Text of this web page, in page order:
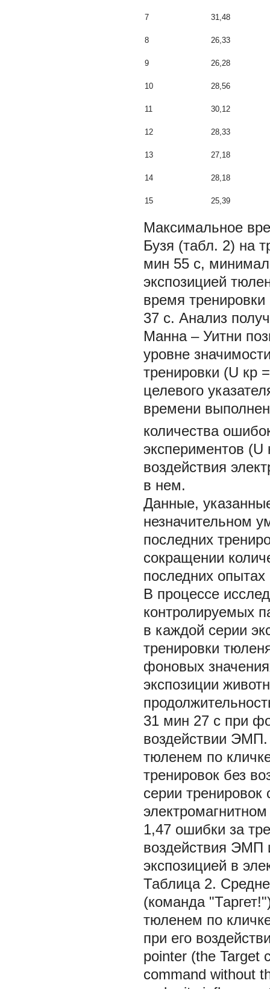
7 31,48
8 26,33
9 26,28
10 28,56
11 30,12
12 28,33
13 27,18
14 28,18
15 25,39
Максимальное
Бузя (табл. 2) на
мин 55 с,
экспозицией
время
37 с. Анализ
Манна – Уитни
уровне
тренировки (U кр
целевого
времени
количества
экспериментов (U
воздействия
в нем.
Данные,
незначительном
последних
сокращении
последних
В процессе
контролируемых
в каждой серии
тренировки
фоновых
экспозиции
31 мин 27 с при
воздействии
тюленем по
тренировок без
серии тренировок
1,47 ошибки за
воздействия ЭМП
экспозицией в
Таблица 2.
(команда
тюленем по
при его
pointer (the Target
command without